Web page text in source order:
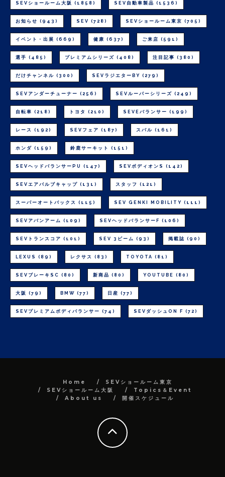
SEVショールーム大阪 (1858) SEV自動車製品 (1536)
お知らせ (943) SEV (728) SEVショールーム東京 (705)
イベント・出展 (669) 健康 (637) ご来店 (591)
選手 (485) プレミアムシリーズ (408) 注目記事 (380)
だけチャンネル (300) SEVラジエターBY (279)
SEVアンダーチューナー (256) SEVルーパーシリーズ (249)
自転車 (218) トヨタ (210) SEVEバランサー (199)
レース (192) SEVフェア (187) スバル (161)
ホンダ (159) 鈴鹿サーキット (151)
SEVヘッドバランサーPU (147) SEVボディオンS (142)
SEVエアバルブキャップ (131) スタッフ (121)
スーパーオートバックス (115) SEV GENKI MOBILITY (111)
SEVアバンアーム (109) SEVヘッドバランサーF (106)
SEVトランスコア (101) SEV 3ビーム (93) 掲載誌 (90)
LEXUS (89) レクサス (83) TOYOTA (81)
SEVブレーキSC (80) 新商品 (80) YOUTUBE (80)
大阪 (79) BMW (77) 日産 (77)
SEVプレミアムボディバランサー (74) SEVダッシュON F (72)
Home
SEVショールーム東京
SEVショールーム大阪
Topics＆Event
About us
開催スケジュール